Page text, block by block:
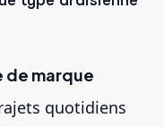
marque
quotidiens